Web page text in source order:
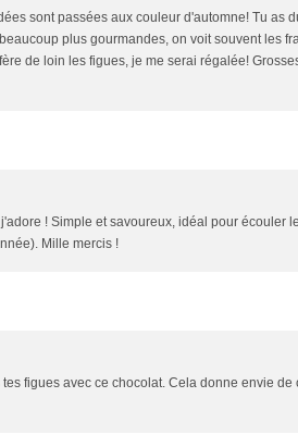
sont passées aux couleur d'automne! Tu as
plus gourmandes, on voit souvent les
de loin les figues, je me serai régalée!
! Simple et savoureux, idéal pour écouler
Mille mercis !
figues avec ce chocolat. Cela donne envie de